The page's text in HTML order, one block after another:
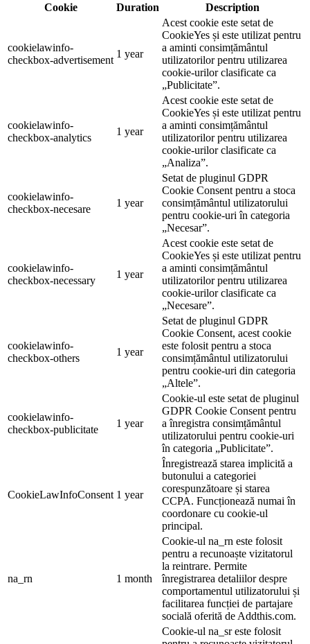
Cookie
Duration Description
cookielawinfo-
checkbox-advertisement
1 year
Acest cookie este setat de
CookieYes și este utilizat pentru
a aminti consimțământul
utilizatorilor pentru utilizarea
cookie-urilor clasificate ca
„Publicitate”.
cookielawinfo-
checkbox-analytics
1 year
Acest cookie este setat de
CookieYes și este utilizat pentru
a aminti consimțământul
utilizatorilor pentru utilizarea
cookie-urilor clasificate ca
„Analiza”.
cookielawinfo-
checkbox-necesare
1 year
Setat de pluginul GDPR
Cookie Consent pentru a stoca
consimțământul utilizatorului
pentru cookie-uri în categoria
„Necesar”.
cookielawinfo-
checkbox-necessary
1 year
Acest cookie este setat de
CookieYes și este utilizat pentru
a aminti consimțământul
utilizatorilor pentru utilizarea
cookie-urilor clasificate ca
„Necesare”.
cookielawinfo-
checkbox-others
1 year
Setat de pluginul GDPR
Cookie Consent, acest cookie
este folosit pentru a stoca
consimțământul utilizatorului
pentru cookie-uri din categoria
„Altele”.
cookielawinfo-
checkbox-publicitate
1 year
Cookie-ul este setat de pluginul
GDPR Cookie Consent pentru
a înregistra consimțământul
utilizatorului pentru cookie-uri
în categoria „Publicitate”.
CookieLawInfoConsent 1 year
Înregistrează starea implicită a
butonului a categoriei
corespunzătoare și starea
CCPA. Funcționează numai în
coordonare cu cookie-ul
principal.
na_rn 1 month
Cookie-ul na_rn este folosit
pentru a recunoaște vizitatorul
la reintrare. Permite
înregistrarea detaliilor despre
comportamentul utilizatorului și
facilitarea funcției de partajare
socială oferită de Addthis.com.
Cookie-ul na_sr este folosit